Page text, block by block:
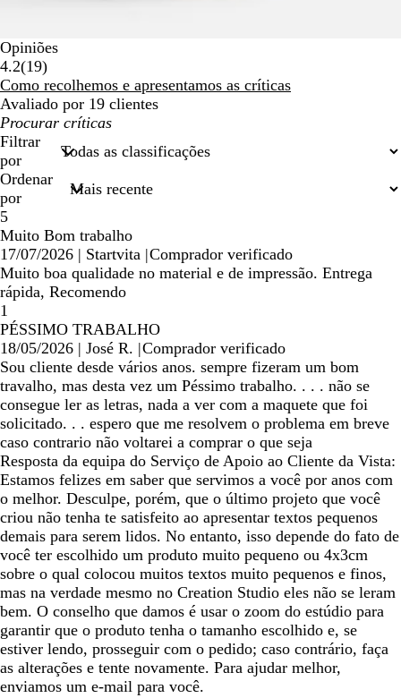
Opiniões
4.2(1919
críticas
)
Como recolhemos e apresentamos as críticas
Avaliado por 19 clientes
As
minhas
entradas
de
pesquisa
Filtrar
por
Ordenar
por
5
Muito Bom trabalho
17/07/2026 | Startvita |Comprador verificado
Muito boa qualidade no material e de impressão. Entrega
rápida, Recomendo
1
PÉSSIMO TRABALHO
18/05/2026 | José R. |Comprador verificado
Sou cliente desde vários anos. sempre fizeram um bom
travalho, mas desta vez um Péssimo trabalho. . . . não se
consegue ler as letras, nada a ver com a maquete que foi
solicitado. . . espero que me resolvem o problema em breve
caso contrario não voltarei a comprar o que seja
Resposta da equipa do Serviço de Apoio ao Cliente da Vista:
Estamos felizes em saber que servimos a você por anos com
o melhor. Desculpe, porém, que o último projeto que você
criou não tenha te satisfeito ao apresentar textos pequenos
demais para serem lidos. No entanto, isso depende do fato de
você ter escolhido um produto muito pequeno ou 4x3cm
sobre o qual colocou muitos textos muito pequenos e finos,
mas na verdade mesmo no Creation Studio eles não se leram
bem. O conselho que damos é usar o zoom do estúdio para
garantir que o produto tenha o tamanho escolhido e, se
estiver lendo, prosseguir com o pedido; caso contrário, faça
as alterações e tente novamente. Para ajudar melhor,
enviamos um e-mail para você.